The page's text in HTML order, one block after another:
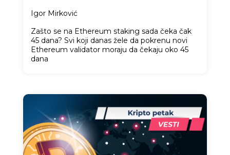
Igor Mirković
Zašto se na Ethereum staking sada čeka čak
45 dana? Svi koji danas žele da pokrenu novi
Ethereum validator moraju da čekaju oko 45
dana